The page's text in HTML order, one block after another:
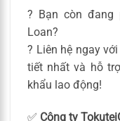
? Bạn còn đang
Loan?
? Liên hệ ngay
tiết nhất và hỗ
khẩu lao động!
✅ Công ty